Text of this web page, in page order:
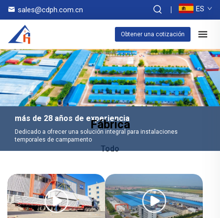
sales@cdph.com.cn ES
Obtener una cotización
más de 28 años de experiencia
Dedicado a ofrecer una solución integral para instalaciones
temporales de campamento
Fábrica
Todo